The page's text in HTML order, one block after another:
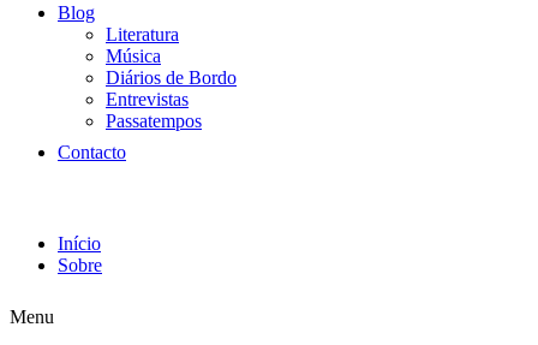
Blog
Literatura
Música
Diários de Bordo
Entrevistas
Passatempos
Contacto
Início
Sobre
Menu